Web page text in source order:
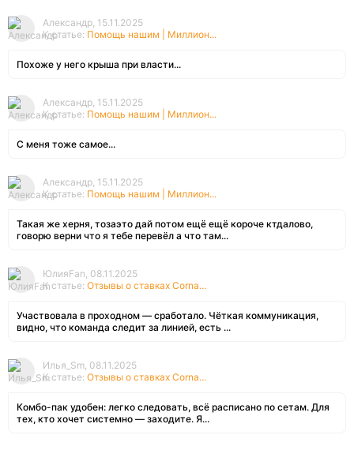
Александр, 15.11.2025
К статье: Помощь нашим | Миллион...
Похоже у него крыша при власти...
Александр, 15.11.2025
К статье: Помощь нашим | Миллион...
С меня тоже самое...
Александр, 15.11.2025
К статье: Помощь нашим | Миллион...
Такая же херня, тозаэто дай потом ещё ещё короче ктдалово,
говорю верни что я тебе перевёл а что там...
ЮлияFan, 08.11.2025
К статье: Отзывы о ставках Corna...
Участвовала в проходном — сработало. Чёткая коммуникация,
видно, что команда следит за линией, есть ...
Илья_Sm, 08.11.2025
К статье: Отзывы о ставках Corna...
Комбо-пак удобен: легко следовать, всё расписано по сетам. Для
тех, кто хочет системно — заходите. Я...